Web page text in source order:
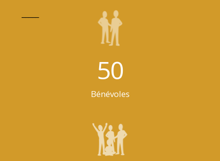
50
Bénévoles